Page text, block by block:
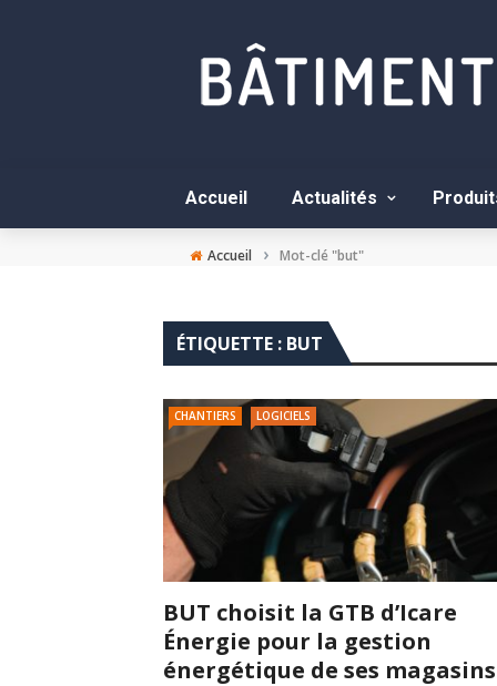
Accueil Actualités
Accueil › Mot-clé "but"
ÉTIQUETTE : BUT
CHANTIERS LOGICIELS
BUT choisit la GTB d’Icare
Énergie pour la gestion
énergétique de ses magasins